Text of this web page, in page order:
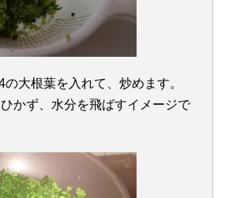
大根葉を入れて、炒めます。
かず、水分を飛ばすイメージで